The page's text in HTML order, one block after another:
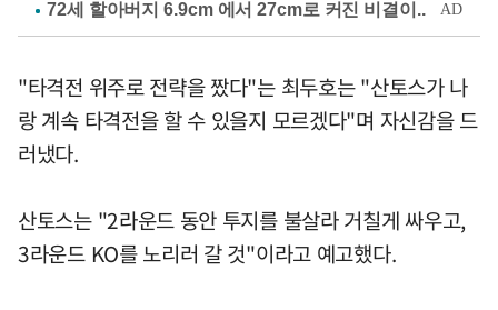
"타격전 위주로 전략을 짰다"는 최두호는 "산토스가 나
랑 계속 타격전을 할 수 있을지 모르겠다"며 자신감을 드
러냈다.
산토스는 "2라운드 동안 투지를 불살라 거칠게 싸우고,
3라운드 KO를 노리러 갈 것"이라고 예고했다.